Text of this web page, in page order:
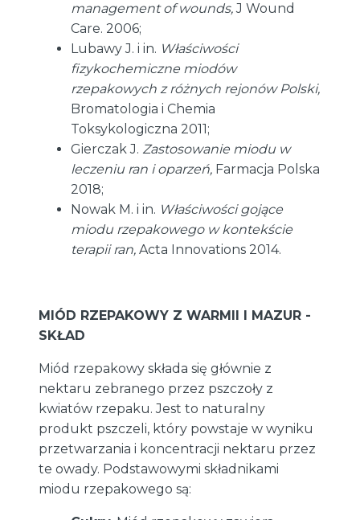
management of wounds,J Wound
Care. 2006;
Lubawy J. i in. Właściwości
fizykochemiczne miodów
rzepakowych z różnych rejonów Polski,
Bromatologia i Chemia
Toksykologiczna 2011;
Gierczak J. Zastosowanie miodu w
leczeniu ran i oparzeń, Farmacja Polska
2018;
Nowak M. i in. Właściwości gojące
miodu rzepakowego w kontekście
terapii ran, Acta Innovations 2014.
MIÓD RZEPAKOWY Z WARMII I MAZUR -
SKŁAD
Miód rzepakowy składa się głównie z
nektaru zebranego przez pszczoły z
kwiatów rzepaku. Jest to naturalny
produkt pszczeli, który powstaje w wyniku
przetwarzania i koncentracji nektaru przez
te owady. Podstawowymi składnikami
miodu rzepakowego są: